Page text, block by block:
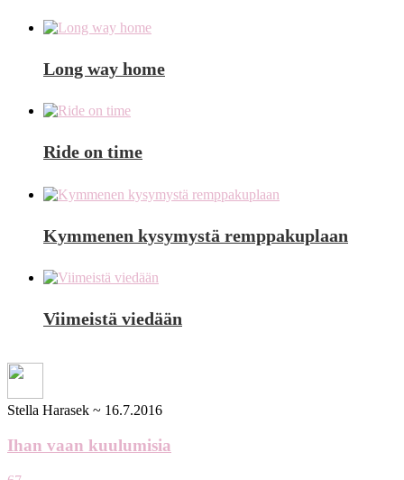
Long way home
Ride on time
Kymmenen kysymystä remppakuplaan
Viimeistä viedään
Stella Harasek ~ 16.7.2016
Ihan vaan kuulumisia